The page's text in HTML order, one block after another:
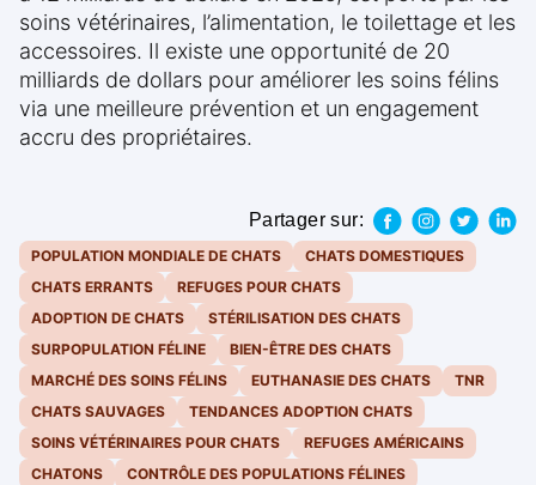
soins vétérinaires, l’alimentation, le toilettage et les
accessoires. Il existe une opportunité de 20
milliards de dollars pour améliorer les soins félins
via une meilleure prévention et un engagement
accru des propriétaires.
Partager sur:
POPULATION MONDIALE DE CHATS
CHATS DOMESTIQUES
CHATS ERRANTS
REFUGES POUR CHATS
ADOPTION DE CHATS
STÉRILISATION DES CHATS
SURPOPULATION FÉLINE
BIEN-ÊTRE DES CHATS
MARCHÉ DES SOINS FÉLINS
EUTHANASIE DES CHATS
TNR
CHATS SAUVAGES
TENDANCES ADOPTION CHATS
SOINS VÉTÉRINAIRES POUR CHATS
REFUGES AMÉRICAINS
CHATONS
CONTRÔLE DES POPULATIONS FÉLINES